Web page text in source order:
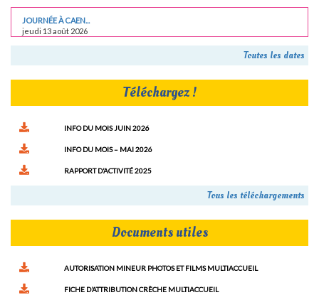
JOURNÉE À CAEN...
jeudi 13 août 2026
Toutes les dates
Téléchargez !
INFO DU MOIS JUIN 2026
INFO DU MOIS – MAI 2026
RAPPORT D’ACTIVITÉ 2025
Tous les téléchargements
Documents utiles
AUTORISATION MINEUR PHOTOS ET FILMS MULTIACCUEIL
FICHE D’ATTRIBUTION CRÈCHE MULTIACCUEIL